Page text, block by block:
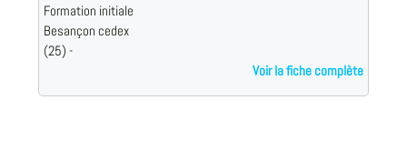
Formation initiale
Besançon cedex
(25) -
Voir la fiche complète